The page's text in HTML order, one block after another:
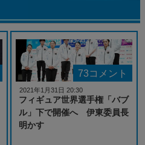
73コメント
フィギュア世界選手権「バブ
ル」下で開催へ 伊東委員長
明かす
2021年1月31日 20:30